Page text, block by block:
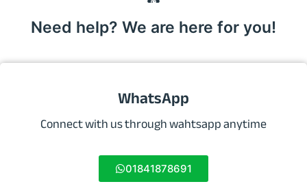
Need help? We are here for you!
WhatsApp
Connect with us through wahtsapp anytime
01841878691